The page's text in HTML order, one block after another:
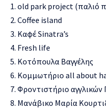
1. old park project (παλιό
2. Coffee island
3. Καφέ Sinatra’s
4. Fresh life
5. Κοτόπουλα Βαγγέλης
6. Κομμωτήριο all about
7. Φροντιστήριο
8. Μανάβικο Μαρία